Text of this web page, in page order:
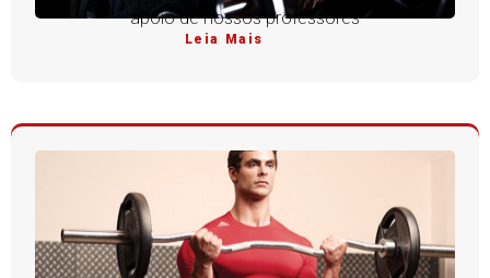
apoio de nossos professores
Leia Mais